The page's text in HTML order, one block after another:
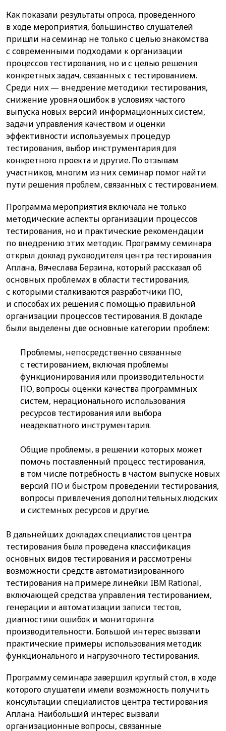
Как показали результаты опроса, проведенного
в ходе мероприятия, большинство слушателей
пришли на семинар не только с целью знакомства
с современными подходами к организации
процессов тестирования, но и с целью решения
конкретных задач, связанных с тестированием.
Среди них — внедрение методики тестирования,
снижение уровня ошибок в условиях частого
выпуска новых версий информационных систем,
задачи управления качеством и оценки
эффективности используемых процедур
тестирования, выбор инструментария для
конкретного проекта и другие. По отзывам
участников, многим из них семинар помог найти
пути решения проблем, связанных с тестированием.
Программа мероприятия включала не только
методические аспекты организации процессов
тестирования, но и практические рекомендации
по внедрению этих методик. Программу семинара
открыл доклад руководителя центра тестирования
Аплана, Вячеслава Берзина, который рассказал об
основных проблемах в области тестирования,
с которыми сталкиваются разработчики ПО,
и способах их решения с помощью правильной
организации процессов тестирования. В докладе
были выделены две основные категории проблем:
Проблемы, непосредственно связанные
с тестированием, включая проблемы
функционирования или производительности
ПО, вопросы оценки качества программных
систем, нерационального использования
ресурсов тестирования или выбора
неадекватного инструментария.
Общие проблемы, в решении которых может
помочь поставленный процесс тестирования,
в том числе потребность в частом выпуске новых
версий ПО и быстром проведении тестирования,
вопросы привлечения дополнительных людских
и системных ресурсов и другие.
В дальнейших докладах специалистов центра
тестирования была проведена классификация
основных видов тестирования и рассмотрены
возможности средств автоматизированного
тестирования на примере линейки IBM Rational,
включающей средства управления тестированием,
генерации и автоматизации записи тестов,
диагностики ошибок и мониторинга
производительности. Большой интерес вызвали
практические примеры использования методик
функционального и нагрузочного тестирования.
Программу семинара завершил круглый стол, в ходе
которого слушатели имели возможность получить
консультации специалистов центра тестирования
Аплана. Наибольший интерес вызвали
организационные вопросы, связанные